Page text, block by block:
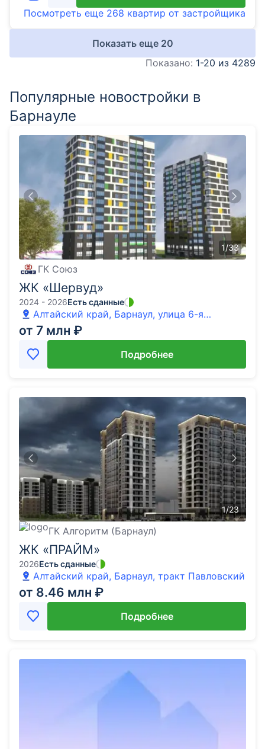
Посмотреть еще 268 квартир от застройщика
Показать еще 20
Показано: 1-20 из 4289
Популярные новостройки в
Барнауле
1/33
ГК Союз
ЖК «Шервуд»
2024 - 2026Есть сданные
Алтайский край, Барнаул, улица 6-я
Нагорная
от 7 млн ₽
Подробнее
1/23
ГК Алгоритм (Барнаул)
ЖК «ПРАЙМ»
2026Есть сданные
Алтайский край, Барнаул, тракт Павловский
от 8.46 млн ₽
Подробнее